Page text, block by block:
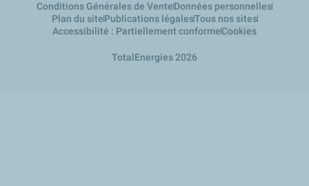
Conditions Générales de VenteDonnées personnelles
Plan du sitePublications légalesTous nos sites
Accessibilité : Partiellement conformeCookies
TotalEnergies 2026